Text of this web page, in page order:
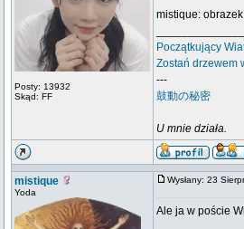
Posty: 13932
Skąd: FF
mistique:
Początkujący
Zostań drzewem
---
鼓動の秘密
U mnie działa.
mistique
Yoda
Wysłany: 23
Ale ja w poście